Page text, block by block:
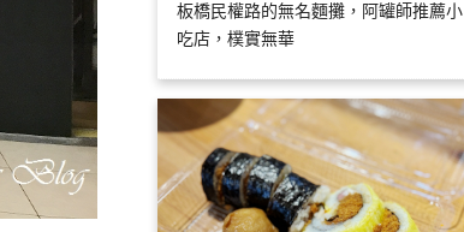
板橋民權路的無名麵攤，阿罐師推薦小
吃店，樸實無華